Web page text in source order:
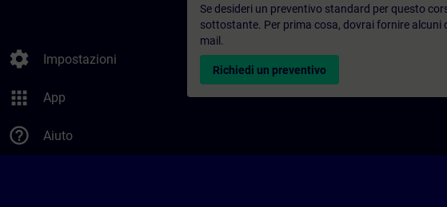
settings Impostazioni
apps App
help_outline Aiuto
Se desideri un preventivo standard per questo
sottostante. Per prima cosa, dovrai fornire alcuni
mail.
Richiedi un preventivo